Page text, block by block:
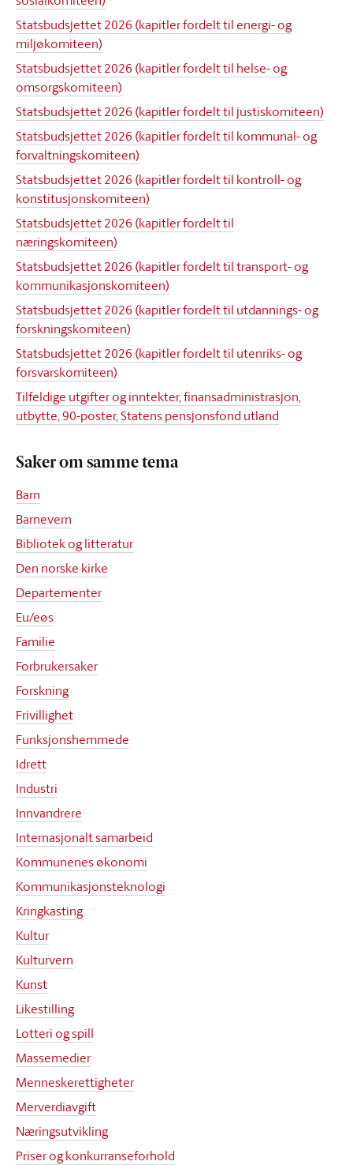
Statsbudsjettet 2026 (kapitler fordelt til energi- og
miljøkomiteen)
Statsbudsjettet 2026 (kapitler fordelt til helse- og
omsorgskomiteen)
Statsbudsjettet 2026 (kapitler fordelt til justiskomiteen)
Statsbudsjettet 2026 (kapitler fordelt til kommunal- og
forvaltningskomiteen)
Statsbudsjettet 2026 (kapitler fordelt til kontroll- og
konstitusjonskomiteen)
Statsbudsjettet 2026 (kapitler fordelt til
næringskomiteen)
Statsbudsjettet 2026 (kapitler fordelt til transport- og
kommunikasjonskomiteen)
Statsbudsjettet 2026 (kapitler fordelt til utdannings- og
forskningskomiteen)
Statsbudsjettet 2026 (kapitler fordelt til utenriks- og
forsvarskomiteen)
Tilfeldige utgifter og inntekter, finansadministrasjon,
utbytte, 90-poster, Statens pensjonsfond utland
Saker om samme tema
Barn
Barnevern
Bibliotek og litteratur
Den norske kirke
Departementer
Eu/eøs
Familie
Forbrukersaker
Forskning
Frivillighet
Funksjonshemmede
Idrett
Industri
Innvandrere
Internasjonalt samarbeid
Kommunenes økonomi
Kommunikasjonsteknologi
Kringkasting
Kultur
Kulturvern
Kunst
Likestilling
Lotteri og spill
Massemedier
Menneskerettigheter
Merverdiavgift
Næringsutvikling
Priser og konkurranseforhold